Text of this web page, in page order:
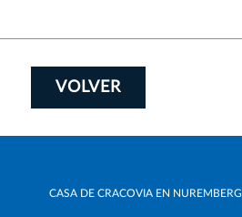
VOLVER
CASA DE CRACOVIA EN NUREMBERG